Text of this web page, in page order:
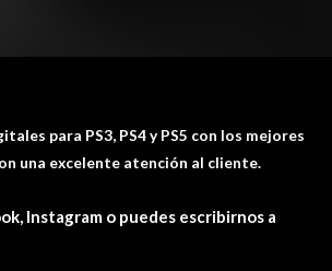
para PS3, PS4 y PS5 con los mejores
una excelente atención al cliente.
Instagram o puedes escribirnos a